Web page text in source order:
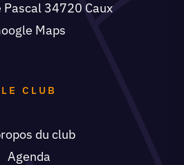
Pascal 34720 Caux
Maps
LE CLUB
du club
Agenda